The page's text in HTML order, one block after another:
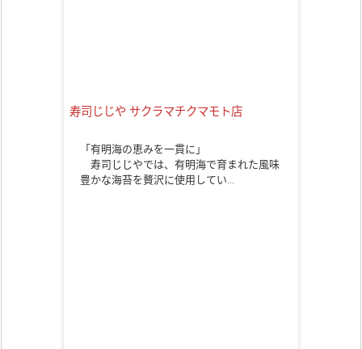
寿司じじや サクラマチクマモト店
「有明海の恵みを一貫に」
寿司じじやでは、有明海で育まれた風味
豊かな海苔を贅沢に使用してい…